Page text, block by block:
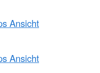
Ansicht
Ansicht